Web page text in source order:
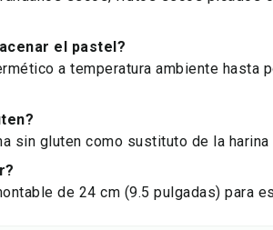
el pastel?
a temperatura ambiente hasta
sin gluten como sustituto de la harina
de 24 cm (9.5 pulgadas) para